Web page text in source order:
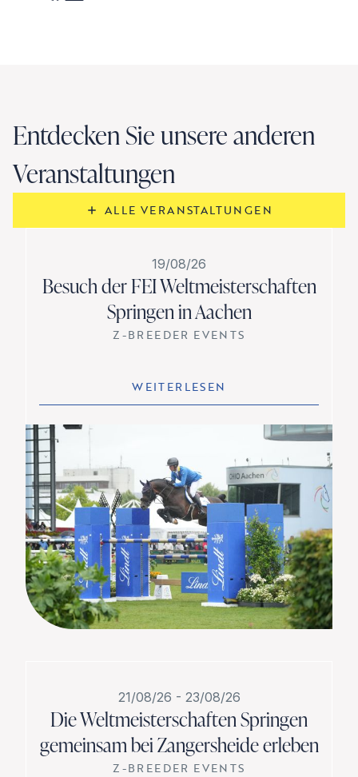
Entdecken Sie unsere anderen
Veranstaltungen
ALLE VERANSTALTUNGEN
19/08/26
Besuch der FEI Weltmeisterschaften
Springen in Aachen
Z-BREEDER EVENTS
WEITERLESEN
21/08/26 - 23/08/26
Die Weltmeisterschaften Springen
gemeinsam bei Zangersheide erleben
Z-BREEDER EVENTS